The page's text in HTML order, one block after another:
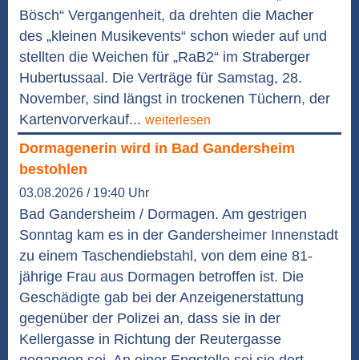
Bösch“ Vergangenheit, da drehten die Macher
des „kleinen Musikevents“ schon wieder auf und
stellten die Weichen für „RaB2“ im Straberger
Hubertussaal. Die Verträge für Samstag, 28.
November, sind längst in trockenen Tüchern, der
Kartenvorverkauf... weiterlesen
Dormagenerin wird in Bad Gandersheim
bestohlen
03.08.2026 / 19:40 Uhr
Bad Gandersheim / Dormagen. Am gestrigen
Sonntag kam es in der Gandersheimer Innenstadt
zu einem Taschendiebstahl, von dem eine 81-
jährige Frau aus Dormagen betroffen ist. Die
Geschädigte gab bei der Anzeigenerstattung
gegenüber der Polizei an, dass sie in der
Kellergasse in Richtung der Reutergasse